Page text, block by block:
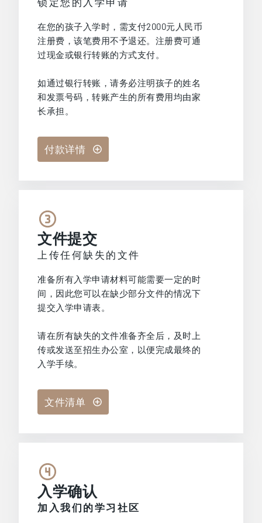
在您的孩子入学时，需支付2000元人民币
注册费，该笔费用不予退还。注册费可通
过现金或银行转账的方式支付。
如通过银行转账，请务必注明孩子的姓名
和发票号码，转账产生的所有费用均由家
长承担。
付款详情
文件提交
上传任何缺失的文件
准备所有入学申请材料可能需要一定的时
间，因此您可以在缺少部分文件的情况下
提交入学申请表。
请在所有缺失的文件准备齐全后，及时上
传或发送至招生办公室，以便完成最终的
入学手续。
文件清单
入学确认
加入我们的学习社区